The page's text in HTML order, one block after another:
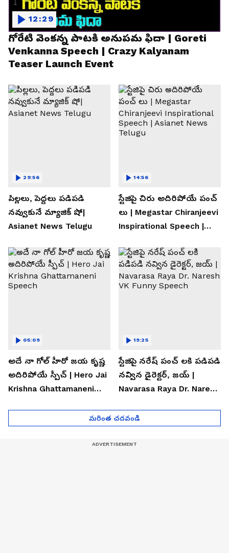
గోరేటి వెంకన్న పాటకి అనుపమ ఫిదా | Goreti
Venkanna Speech | Crazy Kalyanam
Teaser Launch Event
12:29
పిల్లలు, పెద్దలు పడిపడి
నవ్వుకునే మ్యాజిక్ షో|
Asianet News Telugu
29:56
స్టేజిపై చిరు అదిరిపోయే పంచ్
లు | Megastar Chiranjeevi
Inspirational Speech |
14:56
అదే నా గోల్ హీరో జయ కృష్ణ
అదిరిపోయే స్పీచ్ | Hero Jai
Krishna Ghattamaneni
05:09
స్టేజిపై నరేష్ పంచ్ లకి పడిపడి
నవ్విన డైరెక్టర్, జయ్ |
Navarasa Raya Dr. Naresh
19:25
మరింత చదవండి